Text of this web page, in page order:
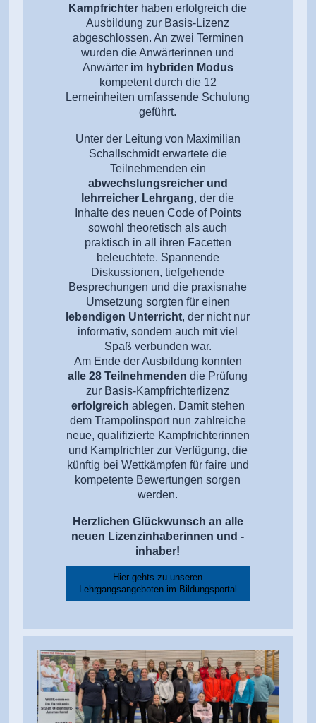
Kampfrichter haben erfolgreich die
Ausbildung zur Basis-Lizenz
abgeschlossen. An zwei Terminen
wurden die Anwärterinnen und
Anwärter im hybriden Modus
kompetent durch die 12
Lerneinheiten umfassende Schulung
geführt.
Unter der Leitung von Maximilian
Schallschmidt erwartete die
Teilnehmenden ein
abwechslungsreicher und
lehrreicher Lehrgang, der die
Inhalte des neuen Code of Points
sowohl theoretisch als auch
praktisch in all ihren Facetten
beleuchtete. Spannende
Diskussionen, tiefgehende
Besprechungen und die praxisnahe
Umsetzung sorgten für einen
lebendigen Unterricht, der nicht nur
informativ, sondern auch mit viel
Spaß verbunden war.
Am Ende der Ausbildung konnten
alle 28 Teilnehmenden die Prüfung
zur Basis-Kampfrichterlizenz
erfolgreich ablegen. Damit stehen
dem Trampolinsport nun zahlreiche
neue, qualifizierte Kampfrichterinnen
und Kampfrichter zur Verfügung, die
künftig bei Wettkämpfen für faire und
kompetente Bewertungen sorgen
werden.
Herzlichen Glückwunsch an alle
neuen Lizenzinhaberinnen und -
inhaber!
Hier gehts zu unseren
Lehrgangsangeboten im Bildungsportal